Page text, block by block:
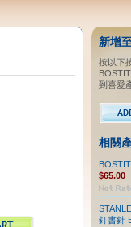
新增
按以下
到喜愛
相關
$65.00
釘書針